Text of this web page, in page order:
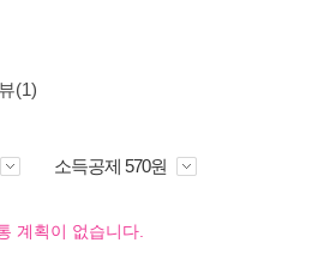
(1)
소득공제 570원
계획이 없습니다.